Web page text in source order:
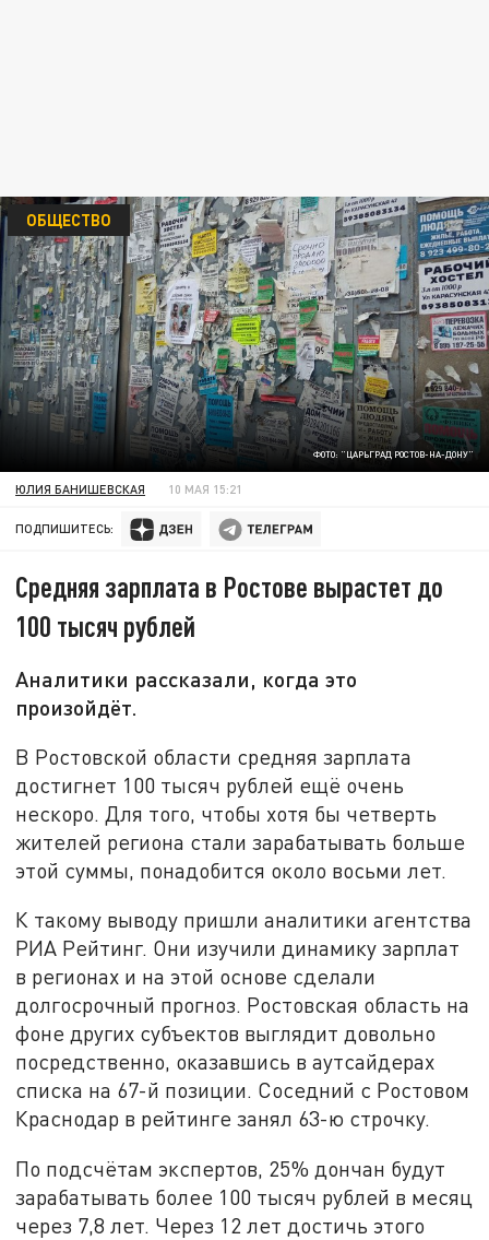
ФОТО: "ЦАРЬГРАД РОСТОВ-НА-ДОНУ"
ОБЩЕСТВО
ЮЛИЯ БАНИШЕВСКАЯ 10 МАЯ 15:21
ПОДПИШИТЕСЬ:
Средняя зарплата в Ростове вырастет до
100 тысяч рублей
Аналитики рассказали, когда это
произойдёт.
В Ростовской области средняя зарплата
достигнет 100 тысяч рублей ещё очень
нескоро. Для того, чтобы хотя бы четверть
жителей региона стали зарабатывать больше
этой суммы, понадобится около восьми лет.
К такому выводу пришли аналитики агентства
РИА Рейтинг. Они изучили динамику зарплат
в регионах и на этой основе сделали
долгосрочный прогноз. Ростовская область на
фоне других субъектов выглядит довольно
посредственно, оказавшись в аутсайдерах
списка на 67-й позиции. Соседний с Ростовом
Краснодар в рейтинге занял 63-ю строчку.
По подсчётам экспертов, 25% дончан будут
зарабатывать более 100 тысяч рублей в месяц
через 7,8 лет. Через 12 лет достичь этого